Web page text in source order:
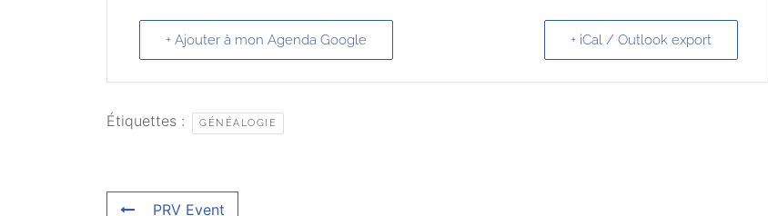
+ Ajouter à mon Agenda Google + iCal / Outlook export
Étiquettes : GÉNÉALOGIE
PRV Event